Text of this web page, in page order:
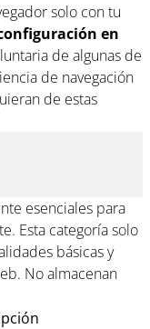
solo con tu
en
de algunas de
de navegación
de estas
esenciales para
Esta categoría solo
básicas y
No almacenan